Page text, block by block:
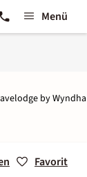
Menü
by
Favorit